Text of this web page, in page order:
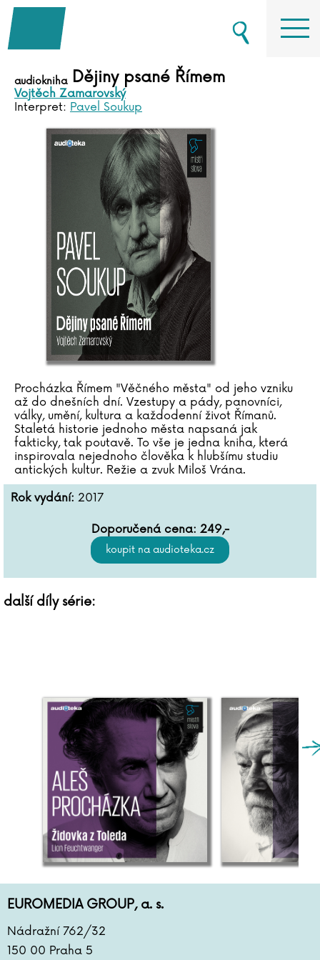
audiokniha Dějiny psané Římem
Vojtěch Zamarovský
Interpret: Pavel Soukup
Procházka Římem "Věčného města" od jeho vzniku
až do dnešních dní. Vzestupy a pády, panovníci,
války, umění, kultura a každodenní život Římanů.
Staletá historie jednoho města napsaná jak
fakticky, tak poutavě. To vše je jedna kniha, která
inspirovala nejednoho člověka k hlubšímu studiu
antických kultur. Režie a zvuk Miloš Vrána.
Rok vydání: 2017
Doporučená cena: 249,-
další díly série:
EUROMEDIA GROUP, a. s.
Nádražní 762/32
150 00 Praha 5